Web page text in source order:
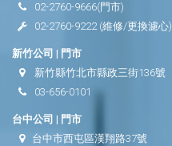
02-2760-9666(門市)
02-2760-9222(維修/更換濾心)
新竹公司 | 門市
新竹縣竹北市縣政三街136號
03-656-0101
台中公司 | 門市
台中市西屯區漢翔路37號